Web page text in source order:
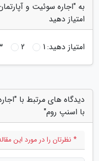
به "اجاره سوئیت و
امتیاز دهید
امتیاز دهید:1
2
دیدگاه های مرتبط با
با اسنپ روم"
* نظرتان را در مورد این